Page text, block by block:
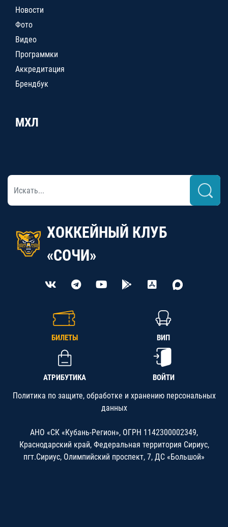
Новости
Фото
Видео
Программки
Аккредитация
Брендбук
МХЛ
ХОККЕЙНЫЙ КЛУБ
«СОЧИ»
БИЛЕТЫ ВИП
АТРИБУТИКА ВОЙТИ
Политика по защите, обработке и хранению персональных
данных
АНО «СК «Кубань-Регион», ОГРН 1142300002349,
Краснодарский край, Федеральная территория Сириус,
пгт.Сириус, Олимпийский проспект, 7, ДС «Большой»